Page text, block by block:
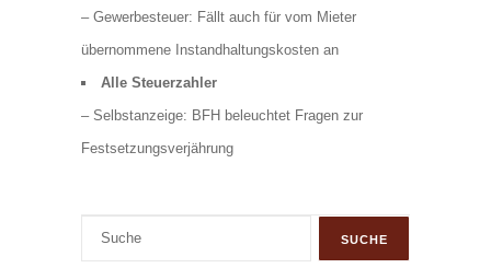
– Gewerbesteuer: Fällt auch für vom Mieter
übernommene Instandhaltungskosten an
Alle Steuerzahler
– Selbstanzeige: BFH beleuchtet Fragen zur
Festsetzungsverjährung